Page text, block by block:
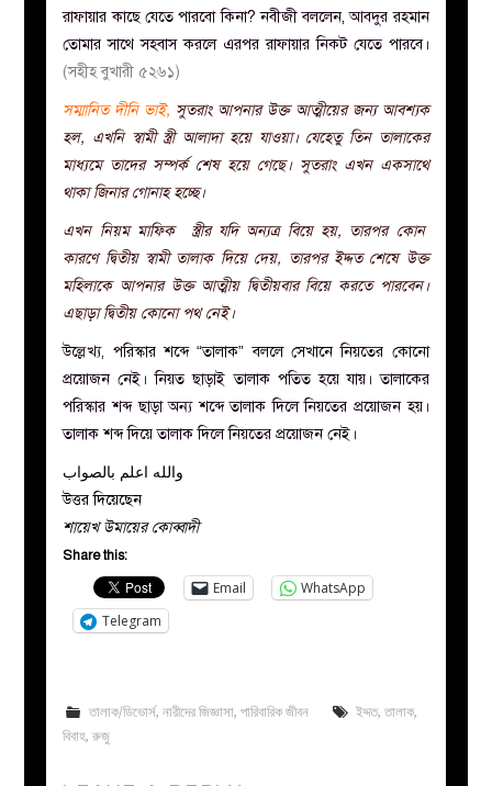
রাফায়ার কাছে যেতে পারবো কিনা? নবীজী বললেন, আবদুর রহমান
তোমার সাথে সহবাস করলে এরপর রাফায়ার নিকট যেতে পারবে।
(সহীহ বুখারী ৫২৬১)
সম্মানিত দীনি ভাই, সুতরাং আপনার উক্ত আত্মীয়ের জন্য আবশ্যক
হল, এখনি স্বামী স্ত্রী আলাদা হয়ে যাওয়া। যেহেতু তিন তালাকের
মাধ্যমে তাদের সম্পর্ক শেষ হয়ে গেছে। সুতরাং এখন একসাথে
থাকা জিনার গোনাহ হচ্ছে।
এখন নিয়ম মাফিক স্ত্রীর যদি অন্যত্র বিয়ে হয়, তারপর কোন
কারণে দ্বিতীয় স্বামী তালাক দিয়ে দেয়, তারপর ইদ্দত শেষে উক্ত
মহিলাকে আপনার উক্ত আত্মীয় দ্বিতীয়বার বিয়ে করতে পারবেন।
এছাড়া দ্বিতীয় কোনো পথ নেই।
উল্লেখ্য, পরিস্কার শব্দে “তালাক” বললে সেখানে নিয়তের কোনো
প্রয়োজন নেই। নিয়ত ছাড়াই তালাক পতিত হয়ে যায়। তালাকের
পরিস্কার শব্দ ছাড়া অন্য শব্দে তালাক দিলে নিয়তের প্রয়োজন হয়।
তালাক শব্দ দিয়ে তালাক দিলে নিয়তের প্রয়োজন নেই।
والله اعلم بالصواب
উত্তর দিয়েছেন
শায়েখ উমায়ের কোব্বাদী
Share this:
Email
WhatsApp
Telegram
তালাক/ডিভোর্স, নারীদের জিজ্ঞাসা, পারিবারিক জীবন ইদ্দত, তালাক,
বিবাহ,রুজু